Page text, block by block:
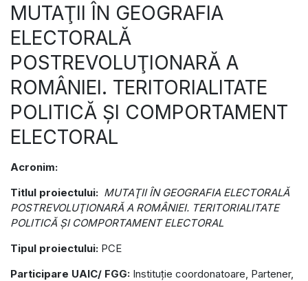
MUTAŢII ÎN GEOGRAFIA
ELECTORALĂ
POSTREVOLUŢIONARĂ A
ROMÂNIEI. TERITORIALITATE
POLITICĂ ŞI COMPORTAMENT
ELECTORAL
Acronim:
Titlul proiectului: MUTAŢII ÎN GEOGRAFIA ELECTORALĂ
POSTREVOLUŢIONARĂ A ROMÂNIEI. TERITORIALITATE
POLITICĂ ŞI COMPORTAMENT ELECTORAL
Tipul proiectului: PCE
Participare UAIC/ FGG: Instituție coordonatoare, Partener,